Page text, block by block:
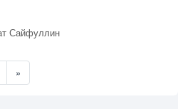
Сайфуллин
»